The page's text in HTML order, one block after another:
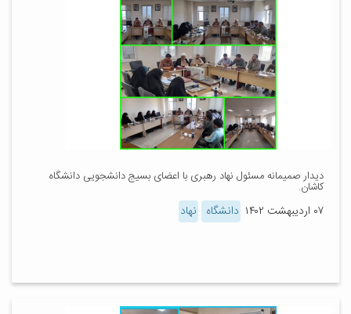
دیدار صمیمانه مسئول نهاد رهبری با اعضای بسیج دانشجویی دانشگاه
کاشان.
۰۷ اردیبهشت ۱۴۰۲ دانشگاه نهاد